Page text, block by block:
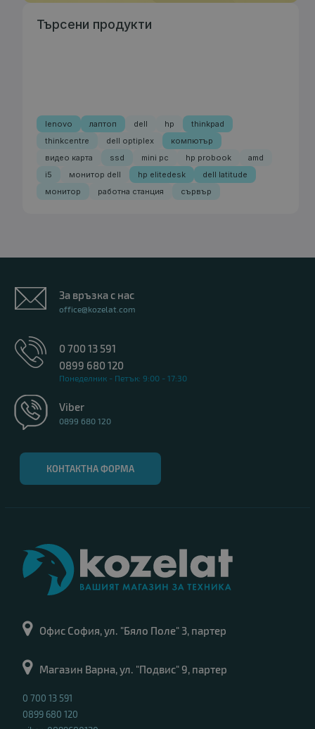
Търсени продукти
lenovo лаптоп dell hp
thinkpad
thinkcentre
dell optiplex
компютър
видео карта
ssd mini pc hp probook
amd
i5
монитор dell hp elitedesk
dell latitude
монитор
работна станция сървър
За връзка с нас
office@kozelat.com
0 700 13 591
0899 680 120
Понеделник - Петък: 9:00 - 17:30
Viber
0899 680 120
КОНТАКТНА ФОРМА
Офис София, ул. "Бяло Поле" 3, партер
Магазин Варна, ул. "Подвис" 9, партер
0 700 13 591
0899 680 120